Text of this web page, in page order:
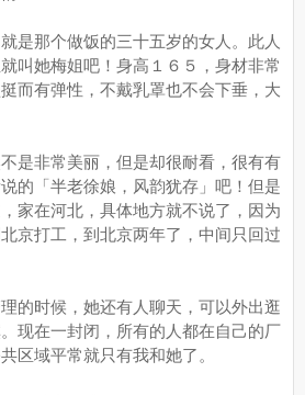
那个做饭的三十五岁的女人。此人
叫她梅姐吧！身高１６５，身材非常
而有弹性，不戴乳罩也不会下垂，大
非常美丽，但是却很耐看，很有有
的「半老徐娘，风韵犹存」吧！但是
家在河北，具体地方就不说了，因为
京打工，到北京两年了，中间只回过
时候，她还有人聊天，可以外出逛
现在一封闭，所有的人都在自己的厂
区域平常就只有我和她了。